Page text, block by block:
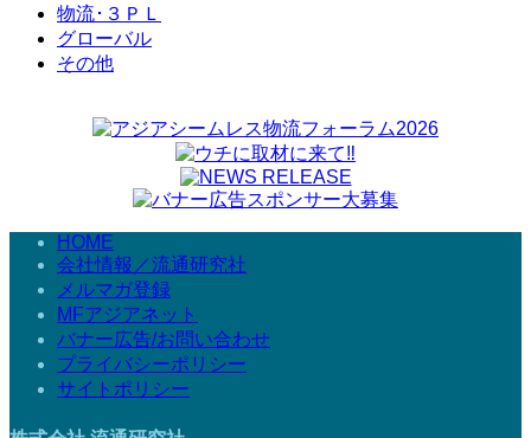
物流･３ＰＬ
グローバル
その他
HOME
会社情報／流通研究社
メルマガ登録
MFアジアネット
バナー広告/お問い合わせ
プライバシーポリシー
サイトポリシー